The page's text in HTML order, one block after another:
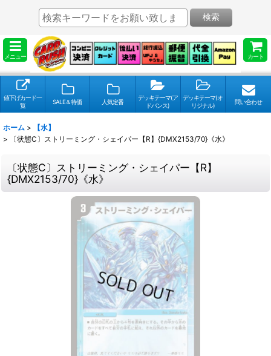
メニュー カート
検索
値下げカード一
覧
SALE＆特価 人気定番
デッキテーマ(ア
ドバンス)
デッキテーマ(オ
リジナル)
問い合わせ
ホーム >
【水】
>
〔状態C〕ストリーミング・シェイパー【R】{DMX2153/70}《水》
〔状態C〕ストリーミング・シェイパー【R】
{DMX2153/70}《水》